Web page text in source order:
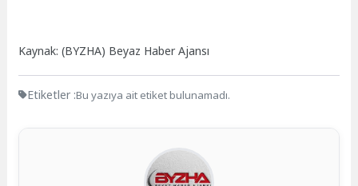
Kaynak: (BYZHA) Beyaz Haber Ajansı
Etiketler :Bu yazıya ait etiket bulunamadı.